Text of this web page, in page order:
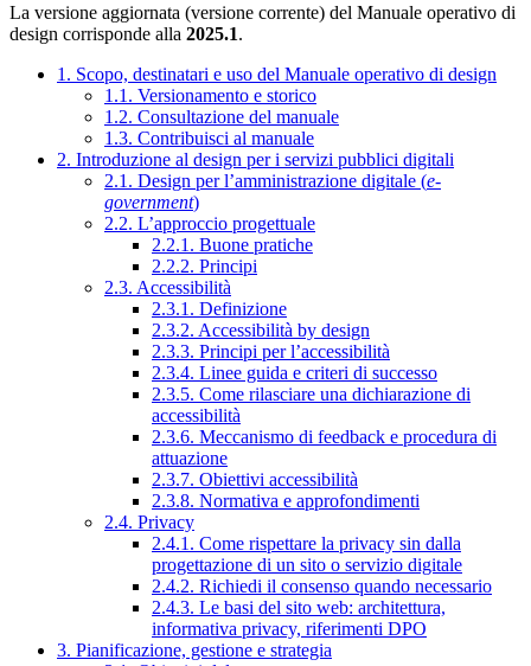
La versione aggiornata (versione corrente) del Manuale operativo di
design corrisponde alla 2025.1.
1. Scopo, destinatari e uso del Manuale operativo di design
1.1. Versionamento e storico
1.2. Consultazione del manuale
1.3. Contribuisci al manuale
2. Introduzione al design per i servizi pubblici digitali
2.1. Design per l’amministrazione digitale (e-
government)
2.2. L’approccio progettuale
2.2.1. Buone pratiche
2.2.2. Principi
2.3. Accessibilità
2.3.1. Definizione
2.3.2. Accessibilità by design
2.3.3. Principi per l’accessibilità
2.3.4. Linee guida e criteri di successo
2.3.5. Come rilasciare una dichiarazione di
accessibilità
2.3.6. Meccanismo di feedback e procedura di
attuazione
2.3.7. Obiettivi accessibilità
2.3.8. Normativa e approfondimenti
2.4. Privacy
2.4.1. Come rispettare la privacy sin dalla
progettazione di un sito o servizio digitale
2.4.2. Richiedi il consenso quando necessario
2.4.3. Le basi del sito web: architettura,
informativa privacy, riferimenti DPO
3. Pianificazione, gestione e strategia